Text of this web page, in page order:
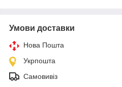
Умови доставки
Нова Пошта
Укрпошта
Самовивіз